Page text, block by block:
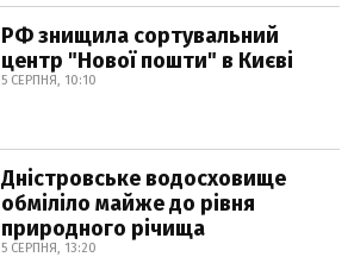
РФ знищила сортувальний
центр "Нової пошти" в Києві
5 СЕРПНЯ, 10:10
Дністровське водосховище
обміліло майже до рівня
природного річища
5 СЕРПНЯ, 13:20